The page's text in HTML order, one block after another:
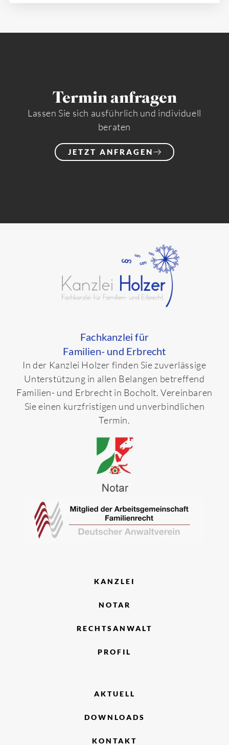
Termin anfragen
Lassen Sie sich ausführlich und individuell
beraten
JETZT ANFRAGEN
Fachkanzlei für
Familien- und Erbrecht
In der Kanzlei Holzer finden Sie zuverlässige
Unterstützung in allen Belangen betreffend
Familien- und Erbrecht in Bocholt. Vereinbaren
Sie einen kurzfristigen und unverbindlichen
Termin.
KANZLEI
NOTAR
RECHTSANWALT
PROFIL
AKTUELL
DOWNLOADS
KONTAKT